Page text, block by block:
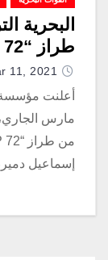
البحرية
طراز “P 72” محلية الصنع
11, 2021
مارس الجاري،
إسماعيل